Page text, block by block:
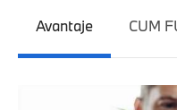
Avantaje
CUM